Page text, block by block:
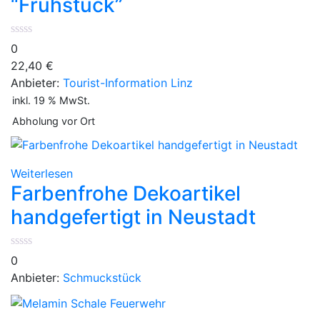
“Frühstück”
0
22,40 €
Anbieter: Tourist-Information Linz
inkl. 19 % MwSt.
Abholung vor Ort
Weiterlesen
Farbenfrohe Dekoartikel
handgefertigt in Neustadt
0
Anbieter: Schmuckstück